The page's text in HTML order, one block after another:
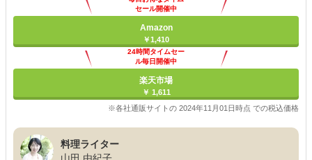
セール開催中
Amazon
￥1,410
24時間タイムセー
ル毎日開催中
楽天市場
￥ 1,611
※各社通販サイトの 2024年11月01日時点 での税込価格
料理ライター